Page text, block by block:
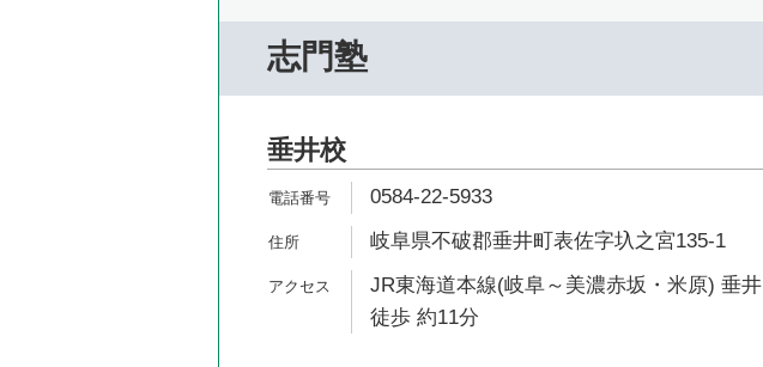
志門塾
垂井校
0584-22-5933
岐阜県不破郡垂井町表佐字圦之宮135-1
JR東海道本線(岐阜～美濃赤坂・米原) 垂井
徒歩 約11分